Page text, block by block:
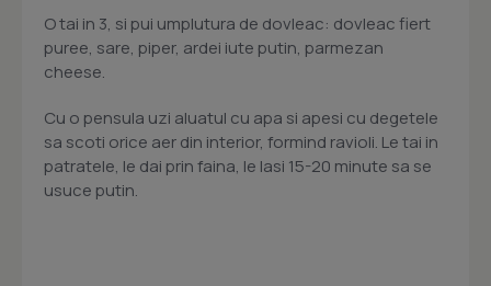
O tai in 3, si pui umplutura de dovleac: dovleac fiert
puree, sare, piper, ardei iute putin, parmezan
cheese.
Cu o pensula uzi aluatul cu apa si apesi cu degetele
sa scoti orice aer din interior, formind ravioli. Le tai in
patratele, le dai prin faina, le lasi 15-20 minute sa se
usuce putin.